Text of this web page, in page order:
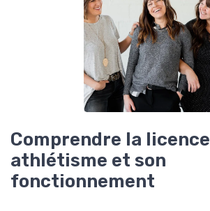
Comprendre la licence
athlétisme et son
fonctionnement